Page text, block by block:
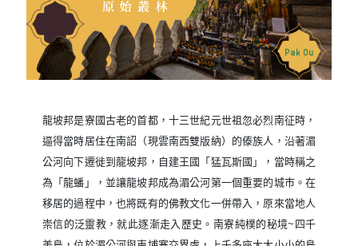
龍坡邦是寮國古老的首都，十三世紀元世祖忽必烈南征時，
逼得當時居住在南詔（現雲南西雙版納）的傣族人，沿著湄
公河向下遷徙到龍坡邦，自建王國「猛瓦斯國」，當時稱之
為「龍蟠」，並讓龍坡邦成為湄公河第一個重要的城市。在
移居的過程中，也將既有的佛教文化一併帶入，原來當地人
崇信的泛靈教，就此逐漸走入歷史。南寮純樸的秘境~四千